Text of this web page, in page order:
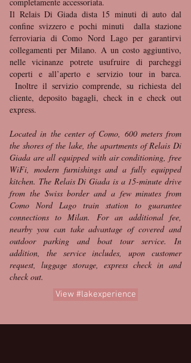
Il Relais Di Giada dista 15 minuti di auto dal
confine svizzero e pochi minuti dalla stazione
ferroviaria di Como Nord Lago per garantirvi
collegamenti per Milano. A un costo aggiuntivo,
nelle vicinanze potrete usufruire di parcheggi
coperti e all’aperto e servizio tour in barca.
Inoltre il servizio comprende, su richiesta del
cliente, deposito bagagli, check in e check out
express.
Located in the center of Como, 600 meters from
the shores of the lake, the apartments of Relais Di
Giada are all equipped with air conditioning, free
WiFi, modern furnishings and a fully equipped
kitchen. The Relais Di Giada is a 15-minute drive
from the Swiss border and a few minutes from
Como Nord Lago train station to guarantee
connections to Milan. For an additional fee,
nearby you can take advantage of covered and
outdoor parking and boat tour service. In
addition, the service includes, upon customer
request, luggage storage, express check in and
check out.
View #lakexperience